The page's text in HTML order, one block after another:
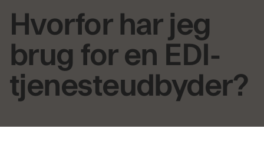
Hvorfor har jeg
brug for en EDI-
tjenesteudbyder?